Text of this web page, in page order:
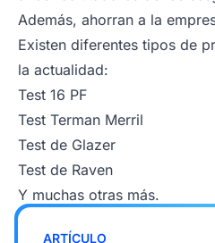
Además, ahorran a la
Existen diferentes tipos de
la actualidad:
Test 16 PF
Test Terman Merril
Test de Glazer
Test de Raven
Y muchas otras más.
ARTÍCULO